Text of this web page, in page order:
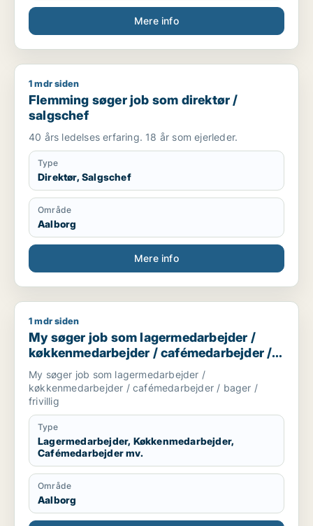
Mere info
Flemming søger job som direktør / salgschef
1 mdr siden
Flemming søger job som direktør /
salgschef
40 års ledelses erfaring. 18 år som ejerleder.
Type
Direktør, Salgschef
Område
Aalborg
Mere info
My søger job som lagermedarbejder / køkkenmedarbejder
1 mdr siden
My søger job som lagermedarbejder /
køkkenmedarbejder / cafémedarbejder /
bager / frivillig
My søger job som lagermedarbejder /
køkkenmedarbejder / cafémedarbejder / bager /
frivillig
Type
Lagermedarbejder, Køkkenmedarbejder,
Cafémedarbejder mv.
Område
Aalborg